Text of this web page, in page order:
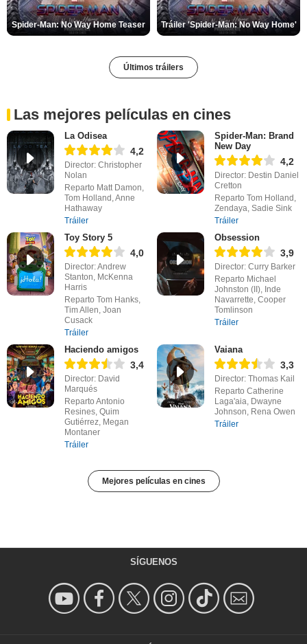
Spider-Man: No Way Home Teaser Tráiler 'Spider-Man: No Way Home'
Últimos tráilers
Las mejores películas en cines
La Odisea
4,2
Director: Christopher
Nolan
Reparto Matt Damon,
Tom Holland, Anne
Hathaway
Tráiler
Spider-Man: Brand
New Day
4,2
Director: Destin Daniel
Cretton
Reparto Tom Holland,
Zendaya, Sadie Sink
Tráiler
Toy Story 5
4,0
Director: Andrew
Stanton, McKenna
Harris
Reparto Tom Hanks,
Tim Allen, Joan
Cusack
Tráiler
Obsession
3,9
Director: Curry Barker
Reparto Michael
Johnston (II), Inde
Navarrette, Cooper
Tomlinson
Tráiler
Haciendo amigos
3,4
Director: David
Marqués
Reparto Antonio
Resines, Quim
Gutiérrez, Megan
Montaner
Tráiler
Vaiana
3,3
Director: Thomas Kail
Reparto Catherine
Laga'aia, Dwayne
Johnson, Rena Owen
Tráiler
Mejores películas en cines
SÍGUENOS